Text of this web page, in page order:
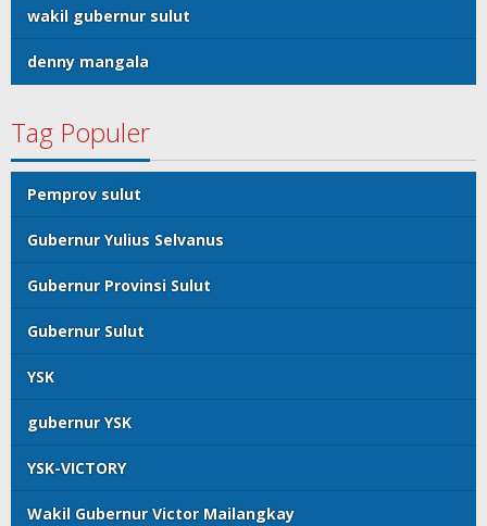
wakil gubernur sulut
denny mangala
Tag Populer
Pemprov sulut
Gubernur Yulius Selvanus
Gubernur Provinsi Sulut
Gubernur Sulut
YSK
gubernur YSK
YSK-VICTORY
Wakil Gubernur Victor Mailangkay